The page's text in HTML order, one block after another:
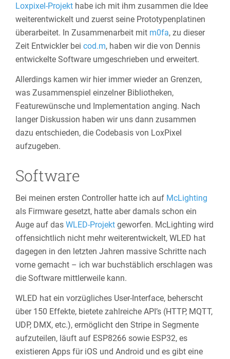
Loxpixel-Projekt habe ich mit ihm zusammen die Idee
weiterentwickelt und zuerst seine Prototypenplatinen
überarbeitet. In Zusammenarbeit mit m0fa, zu dieser
Zeit Entwickler bei cod.m, haben wir die von Dennis
entwickelte Software umgeschrieben und erweitert.
Allerdings kamen wir hier immer wieder an Grenzen,
was Zusammenspiel einzelner Bibliotheken,
Featurewünsche und Implementation anging. Nach
langer Diskussion haben wir uns dann zusammen
dazu entschieden, die Codebasis von LoxPixel
aufzugeben.
Software
Bei meinen ersten Controller hatte ich auf McLighting
als Firmware gesetzt, hatte aber damals schon ein
Auge auf das WLED-Projekt geworfen. McLighting wird
offensichtlich nicht mehr weiterentwickelt, WLED hat
dagegen in den letzten Jahren massive Schritte nach
vorne gemacht – ich war buchstäblich erschlagen was
die Software mittlerweile kann.
WLED hat ein vorzügliches User-Interface, beherscht
über 150 Effekte, bietete zahlreiche API’s (HTTP, MQTT,
UDP, DMX, etc.), ermöglicht den Stripe in Segmente
aufzuteilen, läuft auf ESP8266 sowie ESP32, es
existieren Apps für iOS und Android und es gibt eine